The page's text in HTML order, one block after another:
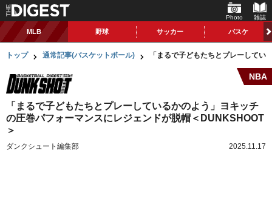
Photo 雑誌
MLB 野球 サッカー バスケ
トップ 通常記事(バスケットボール) 「まるで子どもたちとプレーして
NBA
「まるで子どもたちとプレーしているかのよう」ヨキッチ
の圧巻パフォーマンスにレジェンドが脱帽＜DUNKSHOOT
＞
ダンクシュート編集部 2025.11.17